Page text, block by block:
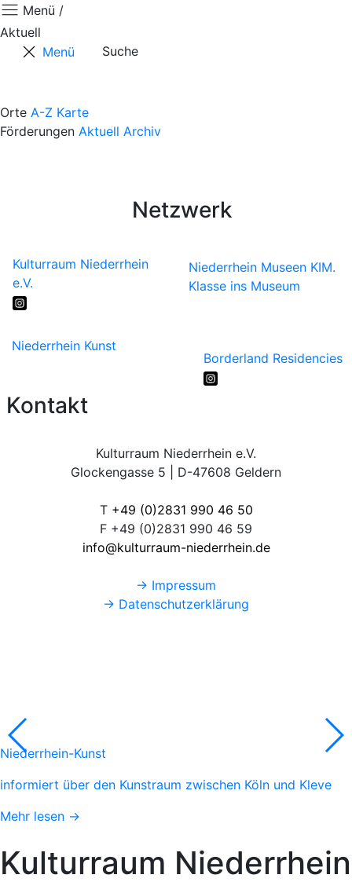
Menü /
Aktuell
Menü
Suche
Orte A-Z Karte
Förderungen Aktuell Archiv
Netzwerk
Kulturraum Niederrhein
e.V.
Niederrhein Museen KIM.
Klasse ins Museum
Niederrhein Kunst
Borderland Residencies
Kontakt
Kulturraum Niederrhein e.V.
Glockengasse 5 | D-47608 Geldern
T +49 (0)2831 990 46 50
F +49 (0)2831 990 46 59
info@kulturraum-niederrhein.de
→ Impressum
→ Datenschutzerklärung
Niederrhein-Kunst
informiert über den Kunstraum zwischen Köln und Kleve
Mehr lesen →
Kulturraum Niederrhein